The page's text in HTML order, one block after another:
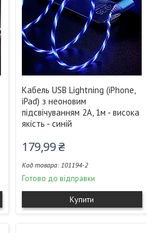
Кабель USB Lightning (iPhone,
iPad) з неоновим
підсвічуванням 2А, 1м - висока
якість - синій
179,99 ₴
101194-2
Готово до відправки
Купити